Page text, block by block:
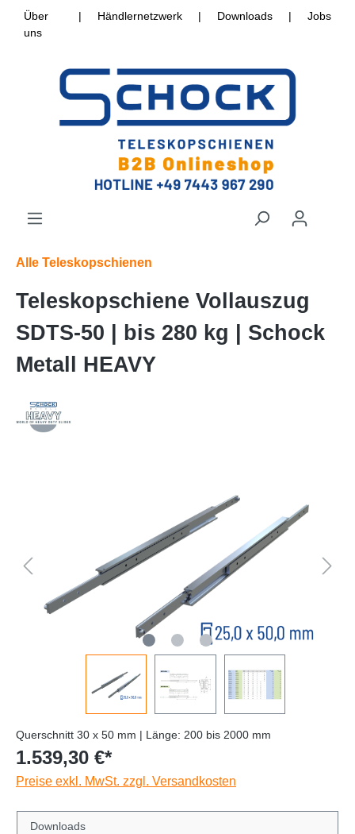
Über
uns
| Händlernetzwerk | Downloads | Jobs
Alle Teleskopschienen
Teleskopschiene Vollauszug
SDTS-50 | bis 280 kg | Schock
Metall HEAVY
Querschnitt 30 x 50 mm | Länge: 200 bis 2000 mm
1.539,30 €*
Preise exkl. MwSt. zzgl. Versandkosten
Downloads